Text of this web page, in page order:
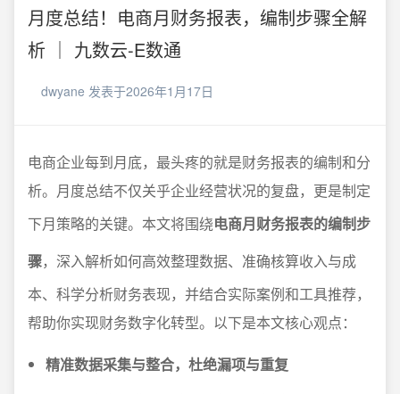
月度总结！电商月财务报表，编制步骤全解
析 ｜ 九数云-E数通
dwyane 发表于2026年1月17日
电商企业每到月底，最头疼的就是财务报表的编制和分
析。月度总结不仅关乎企业经营状况的复盘，更是制定
下月策略的关键。本文将围绕电商月财务报表的编制步
骤，深入解析如何高效整理数据、准确核算收入与成
本、科学分析财务表现，并结合实际案例和工具推荐，
帮助你实现财务数字化转型。以下是本文核心观点：
精准数据采集与整合，杜绝漏项与重复